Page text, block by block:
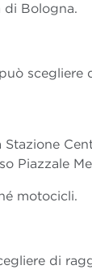
di Bologna.
scegliere
Piazzale
motocicli.
di